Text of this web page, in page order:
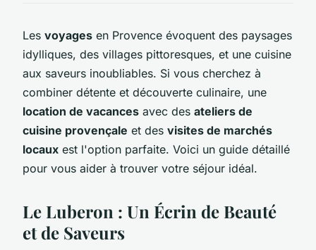
Les voyages en Provence évoquent des paysages
idylliques, des villages pittoresques, et une cuisine
aux saveurs inoubliables. Si vous cherchez à
combiner détente et découverte culinaire, une
location de vacances avec des ateliers de
cuisine provençale et des visites de marchés
locaux est l'option parfaite. Voici un guide détaillé
pour vous aider à trouver votre séjour idéal.
Le Luberon : Un Écrin de Beauté
et de Saveurs